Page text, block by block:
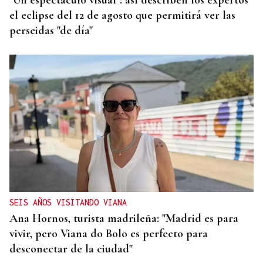
el eclipse del 12 de agosto que permitirá ver las
perseidas "de día"
SEIS AÑOS VISITANDO VIANA
Ana Hornos, turista madrileña: "Madrid es para
vivir, pero Viana do Bolo es perfecto para
desconectar de la ciudad"